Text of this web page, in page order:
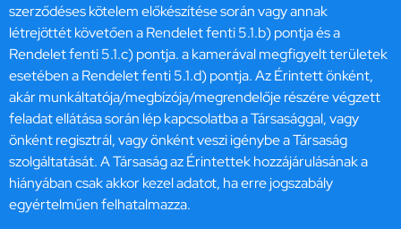
szerződéses kötelem előkészítése során vagy annak
létrejöttét követően a Rendelet fenti 5.1.b) pontja és a
Rendelet fenti 5.1.c) pontja. a kamerával megfigyelt területek
esetében a Rendelet fenti 5.1.d) pontja. Az Érintett önként,
akár munkáltatója/megbízója/megrendelője részére végzett
feladat ellátása során lép kapcsolatba a Társasággal, vagy
önként regisztrál, vagy önként veszi igénybe a Társaság
szolgáltatását. A Társaság az Érintettek hozzájárulásának a
hiányában csak akkor kezel adatot, ha erre jogszabály
egyértelműen felhatalmazza.